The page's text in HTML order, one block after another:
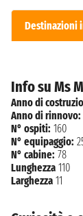
Destinazioni
Info su Ms
Anno di
Anno di rinnovo:
N° ospiti: 160
N° equipaggio:
N° cabine: 78
Lunghezza 110
Larghezza 11